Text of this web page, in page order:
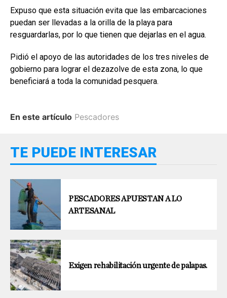
Expuso que esta situación evita que las embarcaciones
puedan ser llevadas a la orilla de la playa para
resguardarlas, por lo que tienen que dejarlas en el agua.
Pidió el apoyo de las autoridades de los tres niveles de
gobierno para lograr el dezazolve de esta zona, lo que
beneficiará a toda la comunidad pesquera.
En este artículo Pescadores
TE PUEDE INTERESAR
PESCADORES APUESTAN A LO
ARTESANAL
Exigen rehabilitación urgente de palapas.